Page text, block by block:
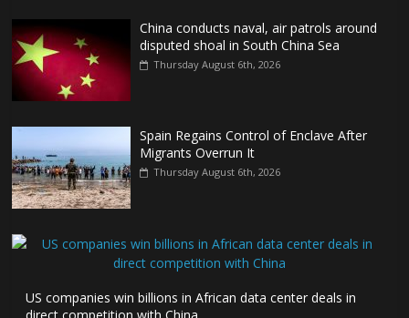
China conducts naval, air patrols around
disputed shoal in South China Sea
Thursday August 6th, 2026
Spain Regains Control of Enclave After
Migrants Overrun It
Thursday August 6th, 2026
US companies win billions in African data center deals in